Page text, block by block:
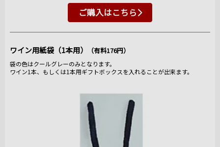
ご購入はこちら
ワイン用紙袋（1本用） （有料176円）
袋の色はクールグレーのみとなります。
ワイン1本、もしくは1本用ギフトボックスを入れることが出来ます。